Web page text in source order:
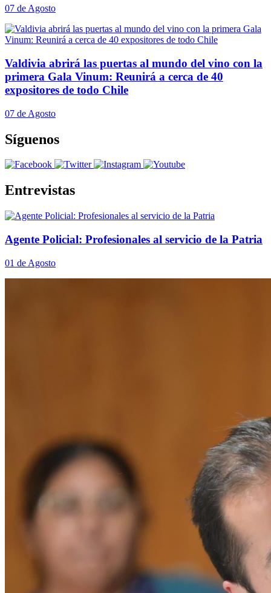
07 de Agosto
Valdivia abrirá las puertas al mundo del vino con la
primera Gala Vinum: Reunirá a cerca de 40
expositores de todo Chile
07 de Agosto
Síguenos
Entrevistas
Agente Policial: Profesionales al servicio de la Patria
01 de Agosto